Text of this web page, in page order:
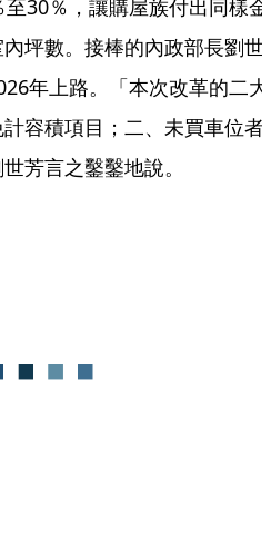
30％，讓購屋族付出同樣金
坪數。接棒的內政部長劉世
年上路。「本次改革的二大
容積項目；二、未買車位者
芳言之鑿鑿地說。